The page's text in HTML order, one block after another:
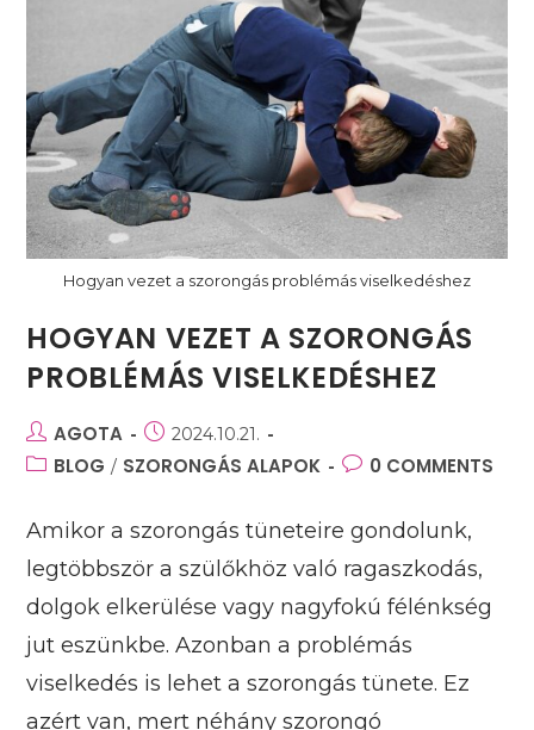
Hogyan vezet a szorongás problémás viselkedéshez
HOGYAN VEZET A SZORONGÁS
PROBLÉMÁS VISELKEDÉSHEZ
Post
author:
AGOTA
Post
published:
2024.10.21.
PostBLOG / SZORONGÁS ALAPOK
Post0 COMMENTS
Amikor a szorongás tüneteire gondolunk,
legtöbbször a szülőkhöz való ragaszkodás,
dolgok elkerülése vagy nagyfokú félénkség
jut eszünkbe. Azonban a problémás
viselkedés is lehet a szorongás tünete. Ez
azért van, mert néhány szorongó